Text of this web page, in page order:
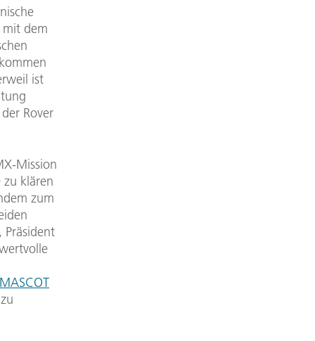
mit dem
ist
Rover
Mission
klären
zum
Präsident
MASCOT